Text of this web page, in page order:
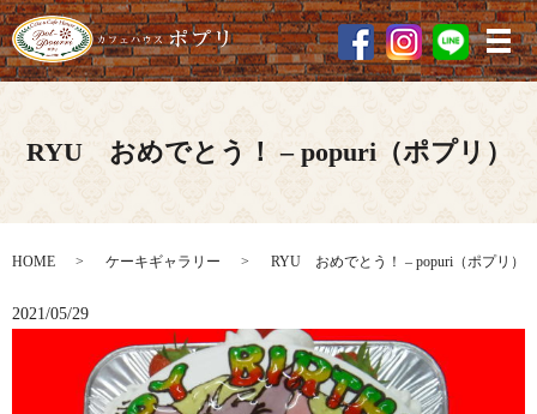
メ
RYU おめでとう！ – popuri（ポプリ）
HOME ケーキギャラリー RYU おめでとう！ – popuri（ポプリ）
2021/05/29